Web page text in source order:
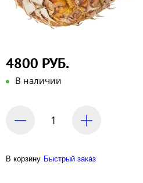
4800 РУБ.
В наличии
В корзину Быстрый заказ